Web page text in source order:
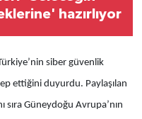
hazırlıyor
siber güvenlik
ettiğini duyurdu. Paylaşılan
sıra Güneydoğu Avrupa’nın